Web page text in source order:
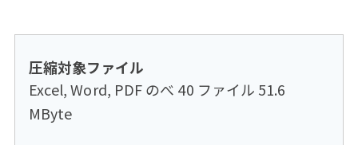
圧縮対象ファイル
Excel, Word, PDF のべ 40 ファイル 51.6
MByte